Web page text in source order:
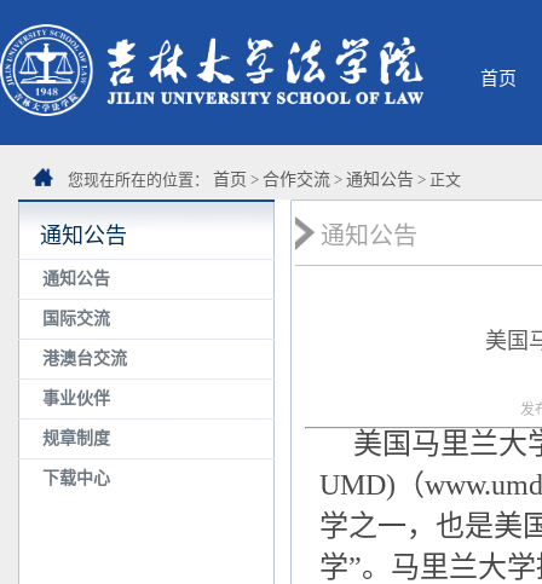
首页
您现在所在的位置： 首页 > 合作交流 > 通知公告 > 正文
通知公告
通知公告
国际交流
港澳台交流
事业伙伴
规章制度
下载中心
通知公告
美国
发
美国马里兰大
UMD)（
学之一，也是美
学”。马里兰大